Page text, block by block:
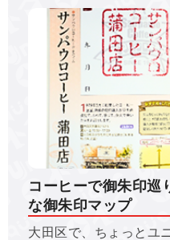
コーヒーで御朱印
な御朱印マップ
大田区で、ちょっとユ